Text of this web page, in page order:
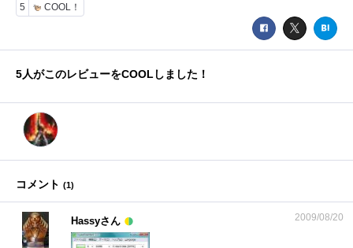
5 COOL！
5人がこのレビューをCOOLしました！
コメント (1)
Hassyさん 2009/08/20